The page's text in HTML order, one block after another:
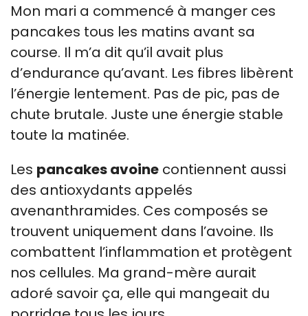
Mon mari a commencé à manger ces
pancakes tous les matins avant sa
course. Il m’a dit qu’il avait plus
d’endurance qu’avant. Les fibres libèrent
l’énergie lentement. Pas de pic, pas de
chute brutale. Juste une énergie stable
toute la matinée.
Les pancakes avoine contiennent aussi
des antioxydants appelés
avenanthramides. Ces composés se
trouvent uniquement dans l’avoine. Ils
combattent l’inflammation et protègent
nos cellules. Ma grand-mère aurait
adoré savoir ça, elle qui mangeait du